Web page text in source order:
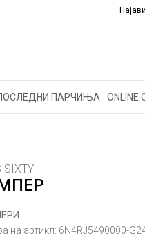
ПАРЧИЊА ONLINE
SIXTY
на артикл: 6N4RJ5490000-